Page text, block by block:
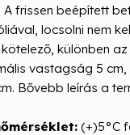
A frissen beépített
locsolni nem
különben
vastagság 5 cm,
Bővebb leírás a
(+)5°C